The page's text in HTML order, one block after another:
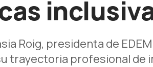
Roig, presidenta de
trayectoria profesional de